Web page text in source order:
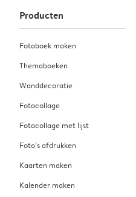
Producten
Fotoboek maken
Themaboeken
Wanddecoratie
Fotocollage
Fotocollage met lijst
Foto’s afdrukken
Kaarten maken
Kalender maken